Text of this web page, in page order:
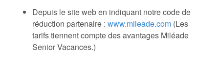
Depuis le site web en indiquant notre code de
réduction partenaire : www.mileade.com (Les
tarifs tiennent compte des avantages Miléade
Senior Vacances.)